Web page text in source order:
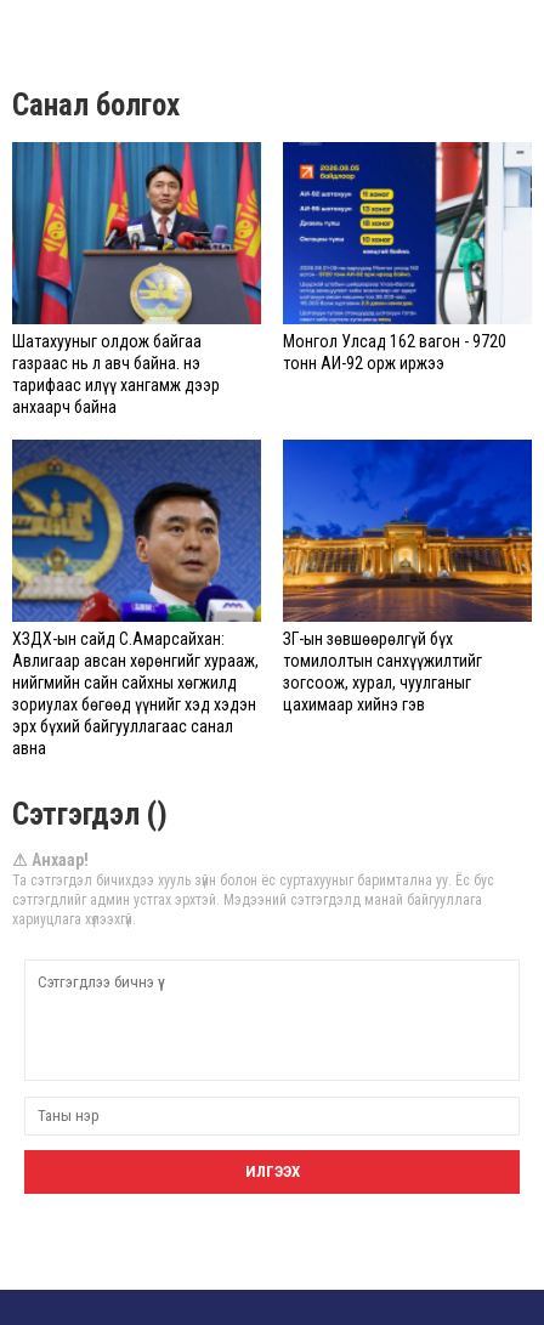
Санал болгох
Шатахууныг олдож байгаа
газраас нь л авч байна. Үнэ
тарифаас илүү хангамж дээр
анхаарч байна
Монгол Улсад 162 вагон - 9720
тонн АИ-92 орж иржээ
ХЗДХ-ын сайд С.Амарсайхан:
Авлигаар авсан хөрөнгийг хурааж,
нийгмийн сайн сайхны хөгжилд
зориулах бөгөөд үүнийг хэд хэдэн
эрх бүхий байгууллагаас санал
авна
ЗГ-ын зөвшөөрөлгүй бүх
томилолтын санхүүжилтийг
зогсоож, хурал, чуулганыг
цахимаар хийнэ гэв
Сэтгэгдэл ()
⚠ Анхаар!
Та сэтгэгдэл бичихдээ хууль зүйн болон ёс суртахууныг баримтална уу. Ёс бус
сэтгэгдлийг админ устгах эрхтэй. Мэдээний сэтгэгдэлд манай байгууллага
хариуцлага хүлээхгүй.